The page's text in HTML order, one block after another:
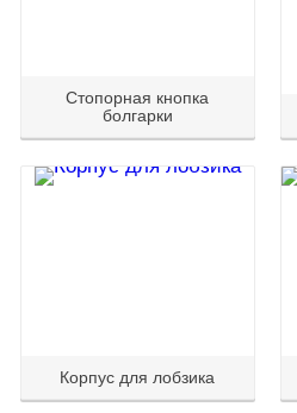
Стопорная кнопка
болгарки
Корпус для лобзика